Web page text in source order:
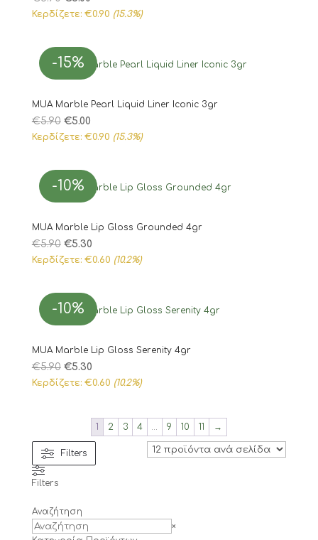
price
€5.90.
τρέχουσα
είναι:
€5.00.
Κερδίζετε: €0.90 (15.3%)
-15%
MUA Marble Pearl Liquid Liner Iconic 3gr
€5.90 Original
price
€5.90.
€5.00Η
τρέχουσα
είναι:
€5.00.
Κερδίζετε: €0.90 (15.3%)
-10%
MUA Marble Lip Gloss Grounded 4gr
€5.90 Original
price
€5.90.
€5.30Η
τρέχουσα
€5.30.
Κερδίζετε: €0.60 (10.2%)
-10%
MUA Marble Lip Gloss Serenity 4gr
€5.90 Original
price
€5.90.
€5.30Η
τρέχουσα
είναι:
€5.30.
Κερδίζετε: €0.60 (10.2%)
1 2 3 4 … 9 10 11 →
Filters
Filters
Αναζήτηση
Search
×